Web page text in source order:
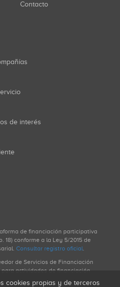
Contacto
de interés
de financiación participativa
18) conforme a la Ley 5/2015 de
Consultar registro oficial.
de Servicios de Financiación
actividades de financiación
cookies propias y de terceros